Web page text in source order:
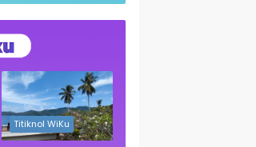
Raksasa dengan
Sekitar 200 MW
Titiknol WiKu